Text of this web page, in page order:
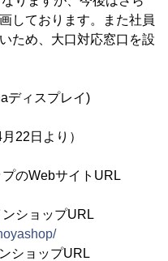
しております。また社員
ため、大口対応窓口を設
ィスプレイ)
22日より）
プのWebサイトURL
ンショップURL
ショップURL